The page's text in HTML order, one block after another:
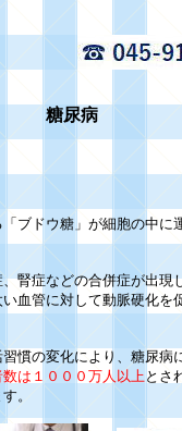
糖尿病
ブドウ糖」が細胞の中に
腎症などの合併症が出現
血管に対して動脈硬化を
慣の変化により、糖尿病
数は１０００万人以上とさ
。